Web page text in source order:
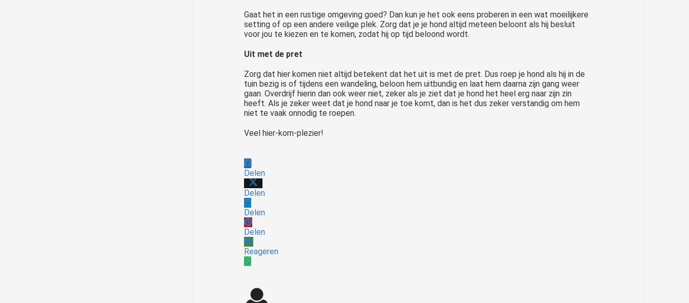
Gaat het in een rustige omgeving goed? Dan kun je het ook eens proberen in een wat moeilijkere
setting of op een andere veilige plek. Zorg dat je je hond altijd meteen beloont als hij besluit
voor jou te kiezen en te komen, zodat hij op tijd beloond wordt.
Uit met de pret
Zorg dat hier komen niet altijd betekent dat het uit is met de pret. Dus roep je hond als hij in de
tuin bezig is of tijdens een wandeling, beloon hem uitbundig en laat hem daarna zijn gang weer
gaan. Overdrijf hierin dan ook weer niet, zeker als je ziet dat je hond het heel erg naar zijn zin
heeft. Als je zeker weet dat je hond naar je toe komt, dan is het dus zeker verstandig om hem
niet te vaak onnodig te roepen.
Veel hier-kom-plezier!
Delen
Delen
Delen
Delen
Reageren